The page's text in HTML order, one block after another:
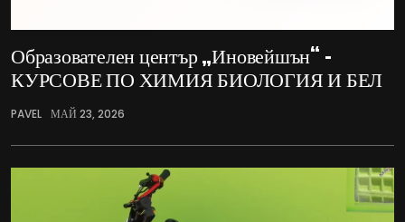
Образователен център „Иновейшън“ –
КУРСОВЕ ПО ХИМИЯ БИОЛОГИЯ И БЕЛ
PAVEL МАЙ 23, 2026